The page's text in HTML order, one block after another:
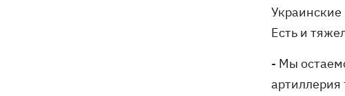
Есть и
- Мы
артиллерия